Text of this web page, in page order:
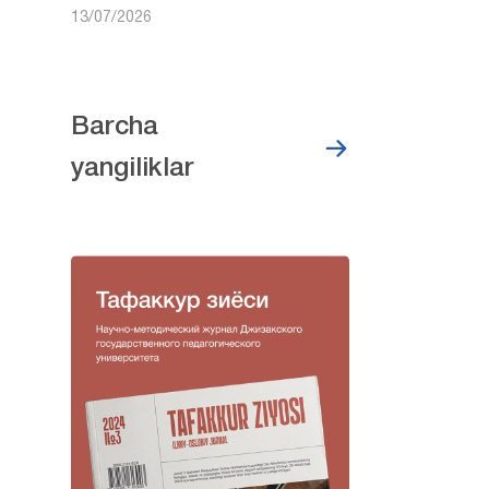
13/07/2026
Barcha
yangiliklar